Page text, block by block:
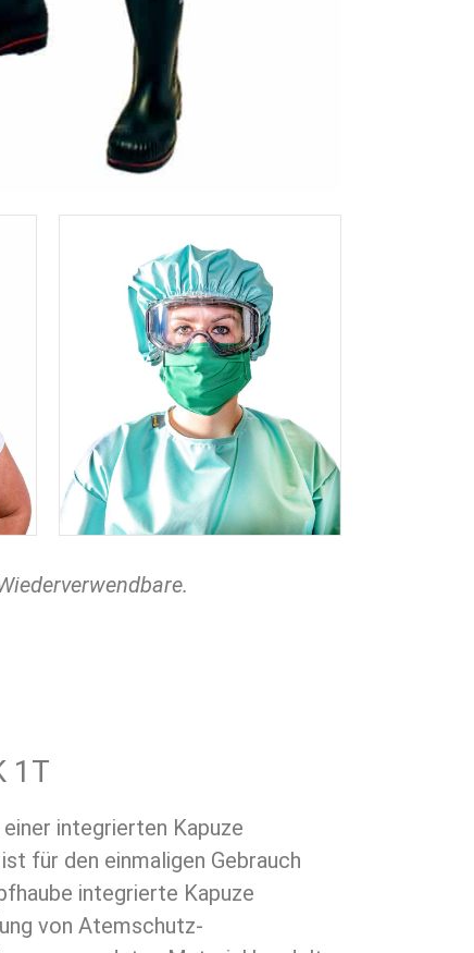
1T
integrierten Kapuze
für den einmaligen Gebrauch
integrierte Kapuze
von Atemschutz-